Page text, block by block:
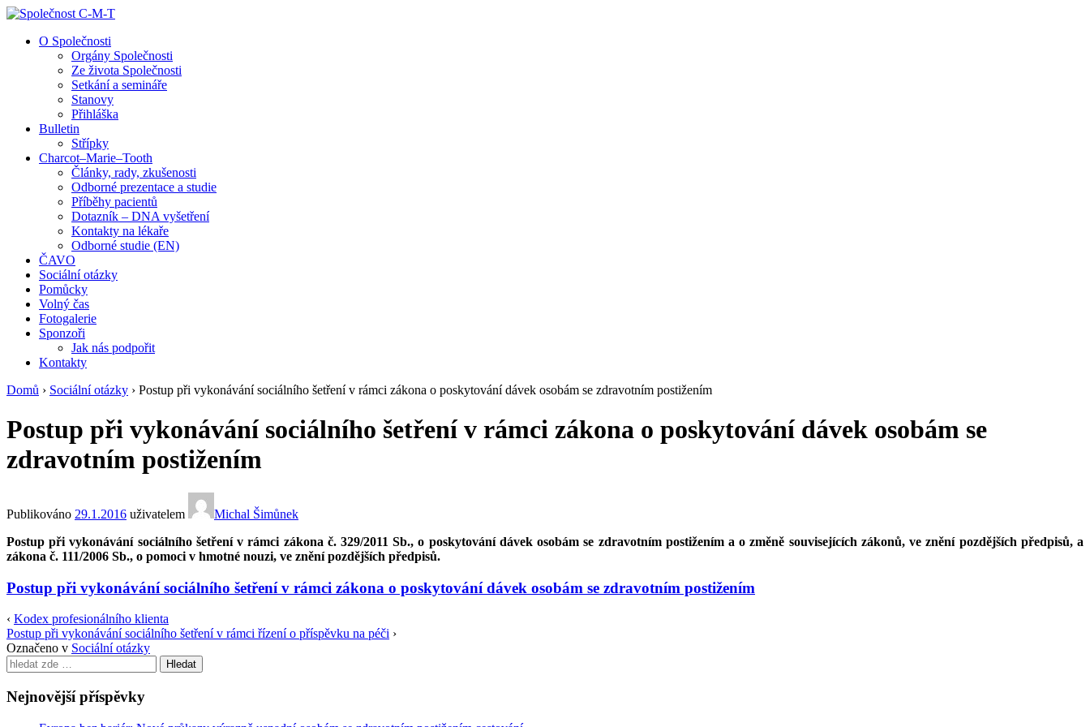
↓
O Společnosti
Orgány Společnosti
Ze života Společnosti
Setkání a semináře
Stanovy
Přihláška
Bulletin
Střípky
Charcot–Marie–Tooth
Články, rady, zkušenosti
Odborné prezentace a studie
Příběhy pacientů
Dotazník – DNA vyšetření
Kontakty na lékaře
Odborné studie (EN)
ČAVO
Sociální otázky
Pomůcky
Volný čas
Fotogalerie
Sponzoři
Jak nás podpořit
Kontakty
Domů › Sociální otázky › Postup při vykonávání sociálního šetření v rámci zákona o poskytování dávek osobám se zdravotním postižením
Postup při vykonávání sociálního šetření v rámci zákona o poskytování dávek osobám se
zdravotním postižením
Publikováno 29.1.2016 uživatelem
Michal Šimůnek
Postup při vykonávání sociálního šetření v rámci zákona č. 329/2011 Sb., o poskytování dávek osobám se zdravotním postižením a o změně souvisejících zákonů, ve znění pozdějších předpisů, a
zákona č. 111/2006 Sb., o pomoci v hmotné nouzi, ve znění pozdějších předpisů.
Postup při vykonávání sociálního šetření v rámci zákona o poskytování dávek osobám se zdravotním postižením
‹ Kodex profesionálního klienta
Postup při vykonávání sociálního šetření v rámci řízení o příspěvku na péči ›
Označeno v Sociální otázky
Search
for:
Nejnovější příspěvky